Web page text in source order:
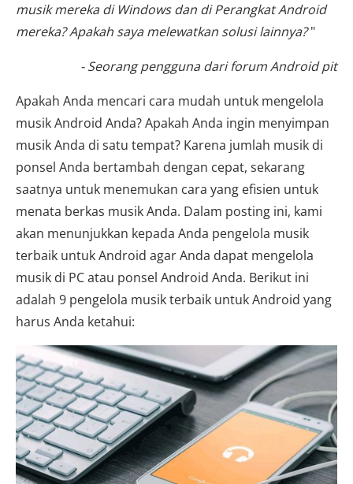
musik mereka di Windows dan di Perangkat Android
mereka? Apakah saya melewatkan solusi lainnya?"
- Seorang pengguna dari forum Android pit
Apakah Anda mencari cara mudah untuk mengelola
musik Android Anda? Apakah Anda ingin menyimpan
musik Anda di satu tempat? Karena jumlah musik di
ponsel Anda bertambah dengan cepat, sekarang
saatnya untuk menemukan cara yang efisien untuk
menata berkas musik Anda. Dalam posting ini, kami
akan menunjukkan kepada Anda pengelola musik
terbaik untuk Android agar Anda dapat mengelola
musik di PC atau ponsel Android Anda. Berikut ini
adalah 9 pengelola musik terbaik untuk Android yang
harus Anda ketahui: